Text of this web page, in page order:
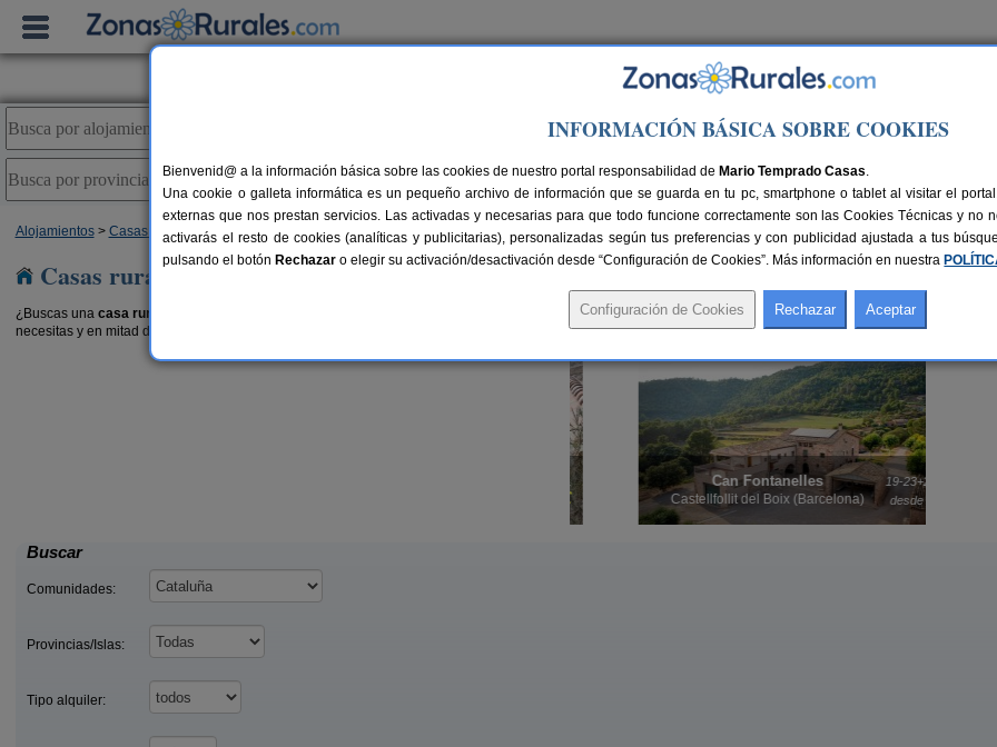
Ir a Versión PC
Alojamientos> Casas rurales en la montaña> Cataluña
Casas rurales en la montaña en Cataluña
¿Buscas una casa rural en la montaña en Cataluña
? Tanto si viajas con tu pareja, con amigos o en familia, alquilar una casa rural en las alturas y rodeadas
necesitas y en mitad de un paraje de ensueño. También puedes optar por
casas rurales con piscina en Cataluñaocasas rurales en el campo en Cataluña
19-23+2 pers.
desde33 €
Can Fontanelles
Castellfollit del Boix (Barcelona)
Buscar
Comunidades:
Provincias/Islas:
Tipo alquiler:
INFORMACIÓN BÁSICA SOBRE COOKIES
Bienvenid@ a la información básica sobre las cookies de nuestro portal responsabilidad de Mario Temprado Casas.
Una cookie o galleta informática es un pequeño archivo de información que se guarda en tu pc, smartphone o tablet al visitar el
externas que nos prestan servicios. Las activadas y necesarias para que todo funcione correctamente son las Cookies Técnicas y no
activarás el resto de cookies (analíticas y publicitarias), personalizadas según tus preferencias y con publicidad ajustada a tus
pulsando el botón Rechazar o elegir su activación/desactivación desde “Configuración de Cookies”. Más información en nuestra